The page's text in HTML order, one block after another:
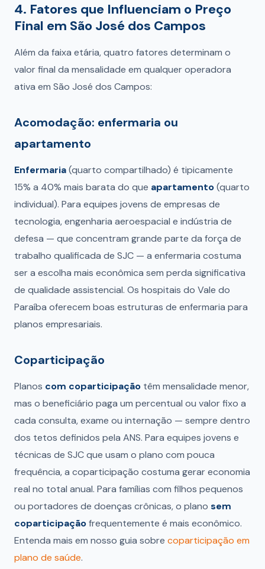
4. Fatores que Influenciam o Preço
Final em São José dos Campos
Além da faixa etária, quatro fatores determinam o
valor final da mensalidade em qualquer operadora
ativa em São José dos Campos:
Acomodação: enfermaria ou
apartamento
Enfermaria(quarto compartilhado) é tipicamente
15% a 40% mais barata do que apartamento(quarto
individual). Para equipes jovens de empresas de
tecnologia, engenharia aeroespacial e indústria de
defesa — que concentram grande parte da força de
trabalho qualificada de SJC — a enfermaria costuma
ser a escolha mais econômica sem perda significativa
de qualidade assistencial. Os hospitais do Vale do
Paraíba oferecem boas estruturas de enfermaria para
planos empresariais.
Coparticipação
Planos com coparticipação têm mensalidade menor,
mas o beneficiário paga um percentual ou valor fixo a
cada consulta, exame ou internação — sempre dentro
dos tetos definidos pela ANS. Para equipes jovens e
técnicas de SJC que usam o plano com pouca
frequência, a coparticipação costuma gerar economia
real no total anual. Para famílias com filhos pequenos
ou portadores de doenças crônicas, o plano sem
coparticipaçãofrequentemente é mais econômico.
Entenda mais em nosso guia sobre coparticipação em
plano de saúde.